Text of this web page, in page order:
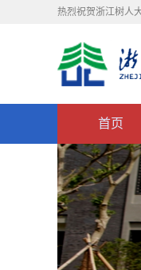
热烈祝贺浙江树人
首页